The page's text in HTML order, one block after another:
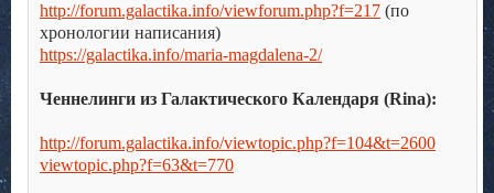
http://forum.galactika.info/viewforum.php?f=217 (по
хронологии написания)
https://galactika.info/maria-magdalena-2/
Ченнелинги из Галактического Календаря (Rina):
http://forum.galactika.info/viewtopic.php?f=104&t=2600
viewtopic.php?f=63&t=770